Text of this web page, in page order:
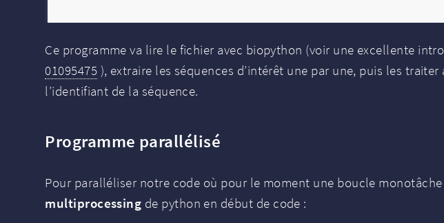
Ce programme va lire le fichier avec biopython (voir une excellente
01095475 ), extraire les séquences d’intérêt une par une, puis les
l’identifiant de la séquence.
Programme parallélisé
Pour paralléliser notre code où pour le moment une boucle
multiprocessing de python en début de code :